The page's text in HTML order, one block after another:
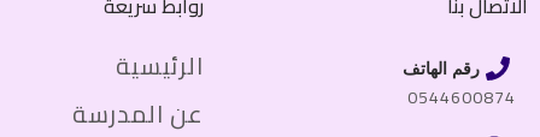
رقم الهاتف
0544600874
الرئيسية
عن المدرسة